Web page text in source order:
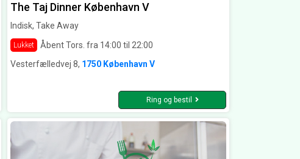
The Taj Dinner København V
Indisk, Take Away
Lukket
Åbent Tors. fra 14:00 til 22:00
Vesterfælledvej 8, 1750 København V
Ring og bestil